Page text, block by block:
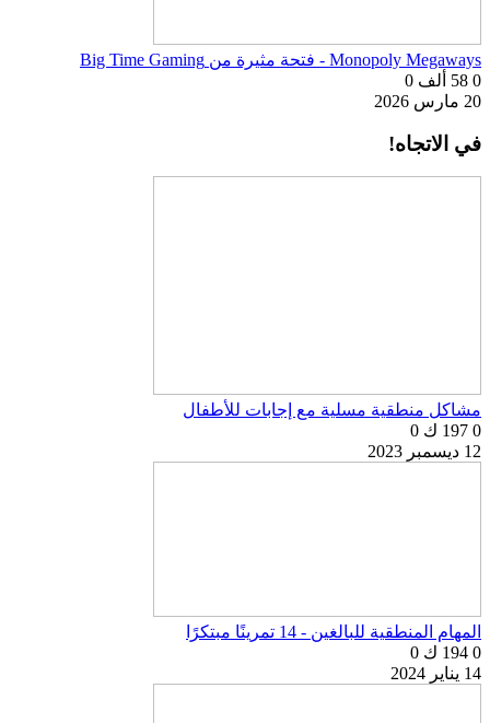
Monopoly Megaways - فتحة مثيرة من Big Time Gaming
0 58 ألف
0
20 مارس 2026
في الاتجاه!
مشاكل منطقية مسلية مع إجابات للأطفال
0 197 ك
0
12 ديسمبر 2023
المهام المنطقية للبالغين - 14 تمرينًا مبتكرًا
0 194 ك
0
14 يناير 2024